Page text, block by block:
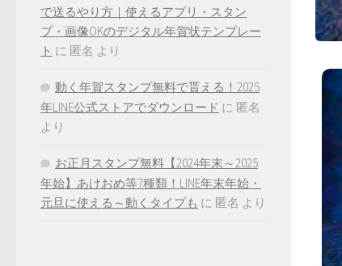
で送るやり方｜使えるアプリ・スタン
プ・画像OKのデジタル年賀状テンプレー
ト に 匿名 より
動く年賀スタンプ無料で貰える！2025
年LINE公式ストアでダウンロード に 匿名
より
お正月スタンプ無料【2024年末～2025
年始】あけおめ等7種類！LINE年末年始・
元旦に使える～動くタイプも に 匿名 より